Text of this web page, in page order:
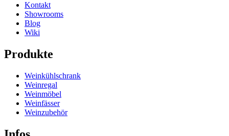
Kontakt
Showrooms
Blog
Wiki
Produkte
Weinkühlschrank
Weinregal
Weinmöbel
Weinfässer
Weinzubehör